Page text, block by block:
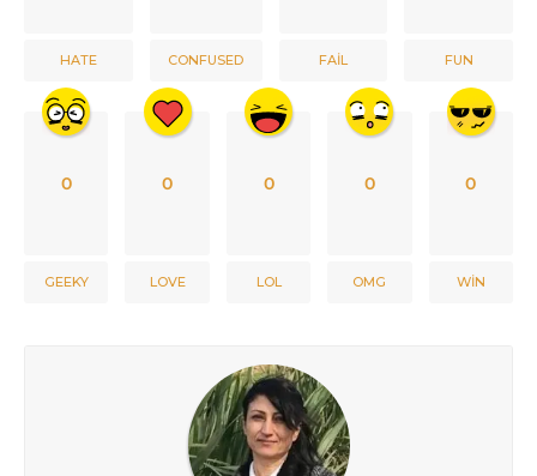
HATE CONFUSED FAIL FUN
0
GEEKY
0
LOVE
0
LOL
0
OMG
0
WIN